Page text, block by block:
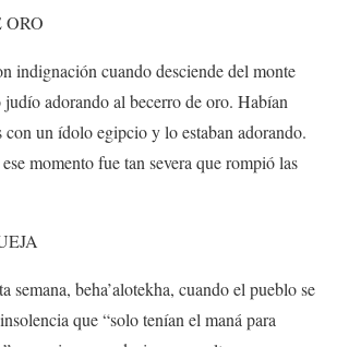
ORO
indignación cuando desciende del monte
adorando al becerro de oro. Habían
con un ídolo egipcio y lo estaban adorando.
momento fue tan severa que rompió las
semana, beha’alotekha, cuando el pueblo se
que “solo tenían el maná para